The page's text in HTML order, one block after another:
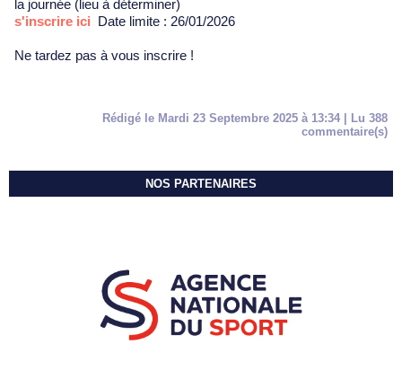
la journée (lieu à déterminer)
s'inscrire ici Date limite : 26/01/2026
Ne tardez pas à vous inscrire !
Rédigé le Mardi 23 Septembre 2025 à 13:34 | Lu 388
commentaire(s)
NOS PARTENAIRES